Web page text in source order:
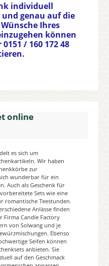
individuell
genau auf die
Ihres
können
/ 160 172 48
online
es sich um
Wir haben
zur
wunderbar für ein
Auch als Geschenk für
Sets wie eine
romantische Teestunden.
Anlässe finden
Firma Candle Factory
von Solwang und je
Ebenso
Seifen können
anbieten. Sie
auf den Geschmack